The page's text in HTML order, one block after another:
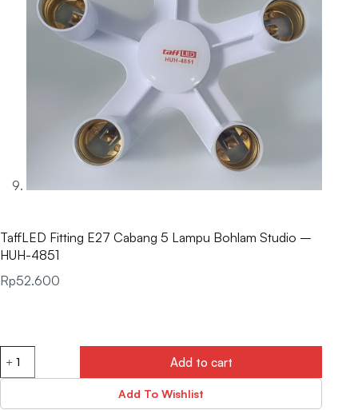
TaffLED Fitting E27 Cabang 5 Lampu Bohlam Studio –
HUH-4851
Rp52.600
Add to cart
Add To Wishlist